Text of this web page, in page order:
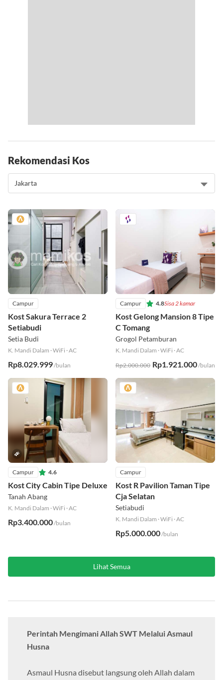
Rekomendasi Kos
Campur
Kost Sakura Terrace 2
Setiabudi
Setia Budi
K. Mandi Dalam ·WiFi ·AC
Rp8.029.999/bulan
Campur 4.8Sisa 2 kamar
Kost Gelong Mansion 8 Tipe
C Tomang
Grogol Petamburan
K. Mandi Dalam ·WiFi ·AC
Rp2.000.000 Rp1.921.000/bulan
Campur 4.6
Kost City Cabin Tipe Deluxe
Tanah Abang
K. Mandi Dalam ·WiFi ·AC
Rp3.400.000/bulan
Campur
Kost R Pavilion Taman Tipe
Cja Selatan
Setiabudi
K. Mandi Dalam ·WiFi ·AC
Rp5.000.000/bulan
Lihat Semua
Perintah Mengimani Allah SWT Melalui Asmaul
Husna
Asmaul Husna disebut langsung oleh Allah dalam